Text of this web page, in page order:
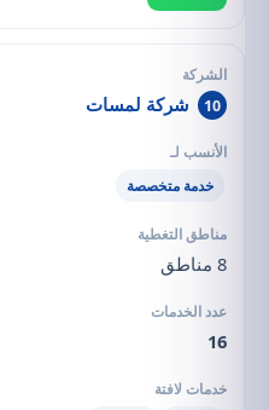
10 شركة لمسات
خدمة متخصصة
8 مناطق
16